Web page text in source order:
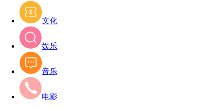
文化
娱乐
音乐
电影